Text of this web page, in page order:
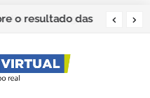
o resultado das